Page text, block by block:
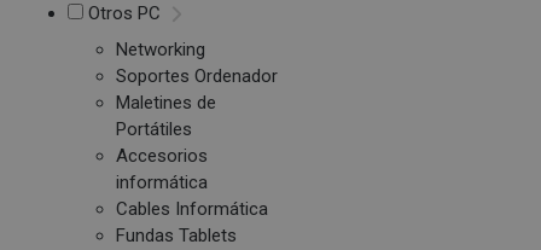
Otros PC
Networking
Soportes Ordenador
Maletines de
Portátiles
Accesorios
informática
Cables Informática
Fundas Tablets